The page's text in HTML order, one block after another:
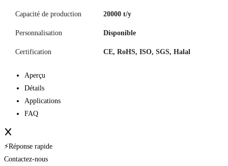
Capacité de production 20000 t/y
Personnalisation Disponible
Certification CE, RoHS, ISO, SGS, Halal
Aperçu
Détails
Applications
FAQ
⚡Réponse rapide
Contactez-nous